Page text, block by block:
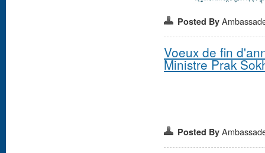
Posted By
Voeux de fin
Ministre Prak
Posted By